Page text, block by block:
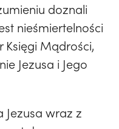
doznali
nieśmiertelności
Księgi Mądrości,
Jezusa i Jego
Jezusa wraz z